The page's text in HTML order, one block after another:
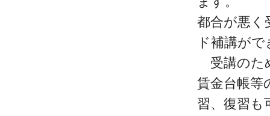
都合が悪く
ド補講が
受講のた
賃金台帳等
習、復習も